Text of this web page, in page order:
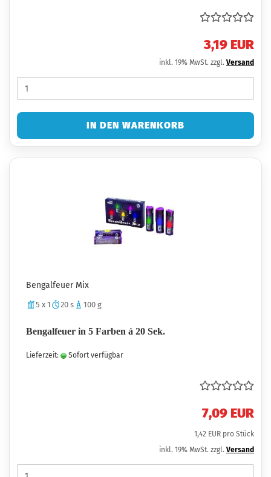
3,19 EUR
inkl. 19% MwSt. zzgl. Versand
IN DEN WARENKORB
Bengalfeuer Mix
5 x 1 20 s 100 g
Bengalfeuer in 5 Farben á 20 Sek.
Lieferzeit: Sofort verfügbar
7,09 EUR
1,42 EUR pro Stück
inkl. 19% MwSt. zzgl. Versand